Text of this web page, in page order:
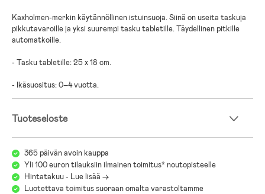
Kaxholmen-merkin käytännöllinen istuinsuoja. Siinä on useita taskuja
pikkutavaroille ja yksi suurempi tasku tabletille. Täydellinen pitkille
automatkoille.
- Tasku tabletille: 25 x 18 cm.
- Ikäsuositus: 0–4 vuotta.
Tuoteseloste
365 päivän avoin kauppa
Yli 100 euron tilauksiin ilmainen toimitus* noutopisteelle
Hintatakuu - Lue lisää ->
Luotettava toimitus suoraan omalta varastoltamme